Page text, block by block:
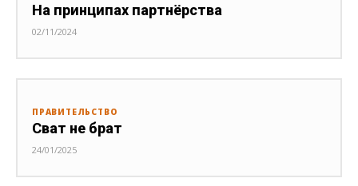
На принципах партнёрства
02/11/2024
ПРАВИТЕЛЬСТВО
Сват не брат
24/01/2025